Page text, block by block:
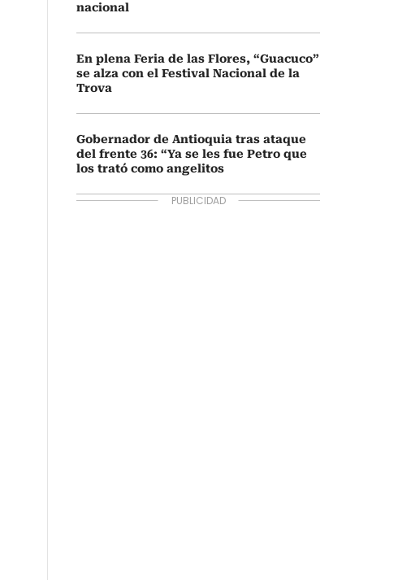
nacional
En plena Feria de las Flores, “Guacuco”
se alza con el Festival Nacional de la
Trova
Gobernador de Antioquia tras ataque
del frente 36: “Ya se les fue Petro que
los trató como angelitos